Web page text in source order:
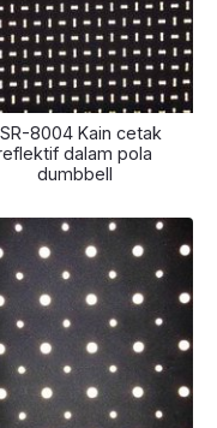
8004 Kain cetak
dalam pola
dumbbell